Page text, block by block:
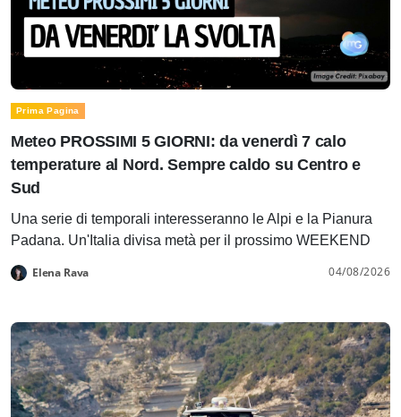
Prima Pagina
Meteo PROSSIMI 5 GIORNI: da venerdì 7 calo
temperature al Nord. Sempre caldo su Centro e
Sud
Una serie di temporali interesseranno le Alpi e la Pianura
Padana. Un'Italia divisa metà per il prossimo WEEKEND
Elena Rava 04/08/2026